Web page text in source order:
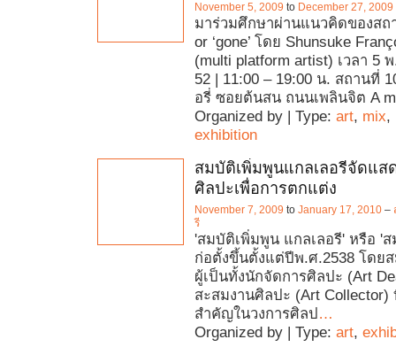
November 5, 2009 to December 27, 2009
มาร่วมศึกษาผ่านแนวคิดของสถา
or ‘gone’ โดย Shunsuke
(multi platform artist) เวลา 5
52 | 11:00 – 19:00 น. สถานที่
อรี่ ซอยต้นสน ถนนเพลินจิต A
Organized by | Type: art, mix,
exhibition
สมบัติเพิ่มพูนแกลเลอรีจัดแส
ศิลปะเพื่อการตกแต่ง
November 7, 2009 to January 17, 2010 –
รี
'สมบัติเพิ่มพูน แกลเลอรี' หรือ '
ก่อตั้งขึ้นตั้งแต่ปีพ.ศ.2538 โดย
ผู้เป็นทั้งนักจัดการศิลปะ (Art
สะสมงานศิลปะ (Art
สำคัญในวงการศิลป …
Organized by | Type: art,